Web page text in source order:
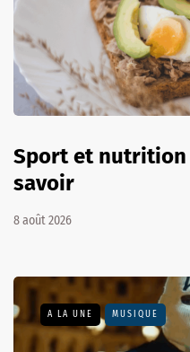
Sport et nutrition
savoir
8 août 2026
A LA UNE MUSIQUE